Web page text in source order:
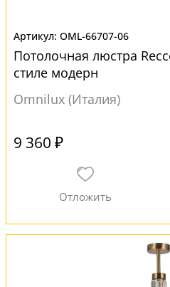
OML-66707-06
Потолочная люстра
стиле модерн
Omnilux (Италия)
9 360 ₽